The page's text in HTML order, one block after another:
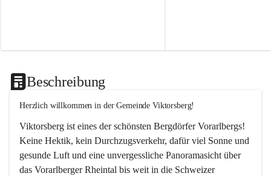
Beschreibung
Herzlich willkommen in der Gemeinde Viktorsberg!
Viktorsberg ist eines der schönsten Bergdörfer Vorarlbergs!
Keine Hektik, kein Durchzugsverkehr, dafür viel Sonne und
gesunde Luft und eine unvergessliche Panoramasicht über
das Vorarlberger Rheintal bis weit in die Schweizer